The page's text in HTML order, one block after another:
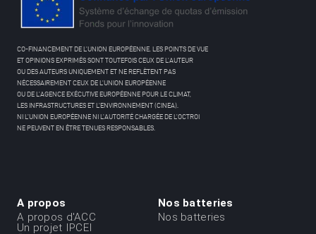
CO-FINANCEMENT DE L’UNION EUROPÉENNE. LES POINTS DE VUE
ET OPINIONS EXPRIMÉS SONT TOUTEFOIS CEUX DE L’AUTEUR
OU DES AUTEURS UNIQUEMENT ET NE REFLÈTENT PAS
NÉCESSAIREMENT CEUX DE L’UNION EUROPÉENNE
OU DE L’AGENCE EXÉCUTIVE EUROPÉENNE POUR LE CLIMAT,
LES INFRASTRUCTURES ET L’ENVIRONNEMENT (CINEA).
NI L’UNION EUROPÉENNE NI L’AUTORITÉ CHARGÉE DE L’OCTROI
NE PEUVENT EN ÊTRE TENUES RESPONSABLES.
Menu
A propos
A propos d'ACC
Un projet IPCEI
Nos batteries
Nos batteries